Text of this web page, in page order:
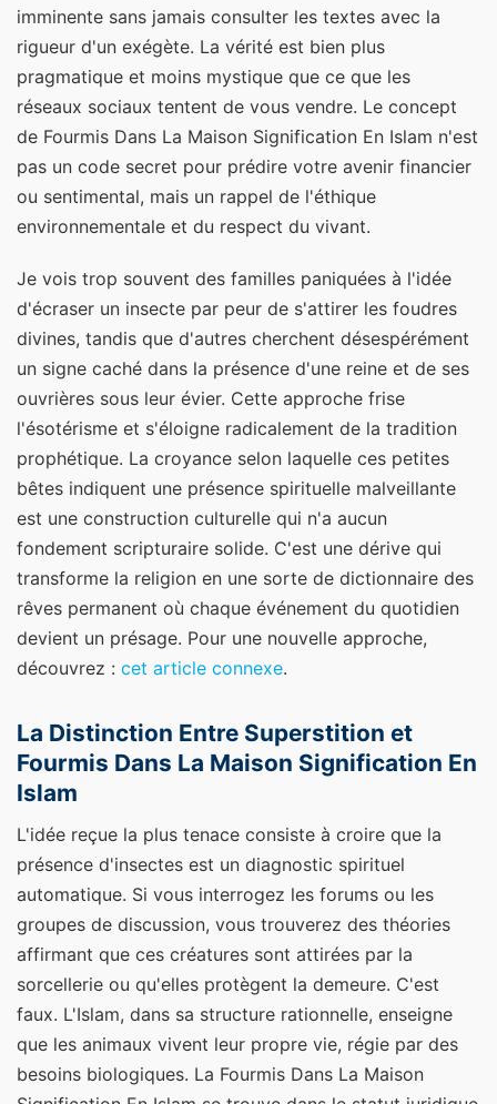
imminente sans jamais consulter les textes avec la
rigueur d'un exégète. La vérité est bien plus
pragmatique et moins mystique que ce que les
réseaux sociaux tentent de vous vendre. Le concept
de Fourmis Dans La Maison Signification En Islam n'est
pas un code secret pour prédire votre avenir financier
ou sentimental, mais un rappel de l'éthique
environnementale et du respect du vivant.
Je vois trop souvent des familles paniquées à l'idée
d'écraser un insecte par peur de s'attirer les foudres
divines, tandis que d'autres cherchent désespérément
un signe caché dans la présence d'une reine et de ses
ouvrières sous leur évier. Cette approche frise
l'ésotérisme et s'éloigne radicalement de la tradition
prophétique. La croyance selon laquelle ces petites
bêtes indiquent une présence spirituelle malveillante
est une construction culturelle qui n'a aucun
fondement scripturaire solide. C'est une dérive qui
transforme la religion en une sorte de dictionnaire des
rêves permanent où chaque événement du quotidien
devient un présage. Pour une nouvelle approche,
découvrez : cet article connexe.
La Distinction Entre Superstition et
Fourmis Dans La Maison Signification En
Islam
L'idée reçue la plus tenace consiste à croire que la
présence d'insectes est un diagnostic spirituel
automatique. Si vous interrogez les forums ou les
groupes de discussion, vous trouverez des théories
affirmant que ces créatures sont attirées par la
sorcellerie ou qu'elles protègent la demeure. C'est
faux. L'Islam, dans sa structure rationnelle, enseigne
que les animaux vivent leur propre vie, régie par des
besoins biologiques. La Fourmis Dans La Maison